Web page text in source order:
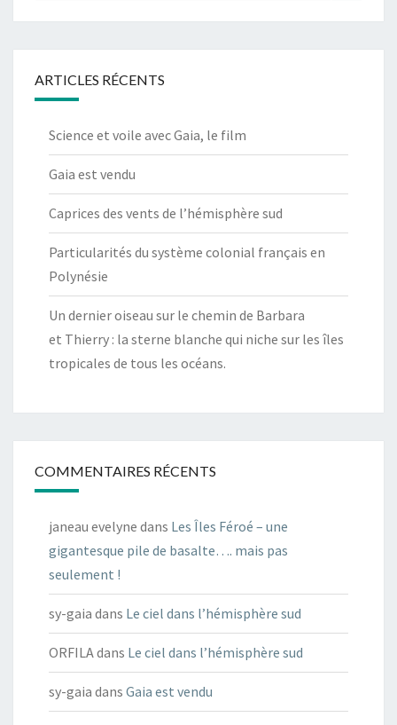
ARTICLES RÉCENTS
Science et voile avec Gaia, le film
Gaia est vendu
Caprices des vents de l’hémisphère sud
Particularités du système colonial français en
Polynésie
Un dernier oiseau sur le chemin de Barbara
et Thierry : la sterne blanche qui niche sur les îles
tropicales de tous les océans.
COMMENTAIRES RÉCENTS
janeau evelyne dans Les Îles Féroé – une
gigantesque pile de basalte…. mais pas
seulement !
sy-gaia dans Le ciel dans l’hémisphère sud
ORFILAdans Le ciel dans l’hémisphère sud
sy-gaia dans Gaia est vendu